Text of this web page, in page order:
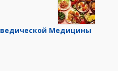
Медицины